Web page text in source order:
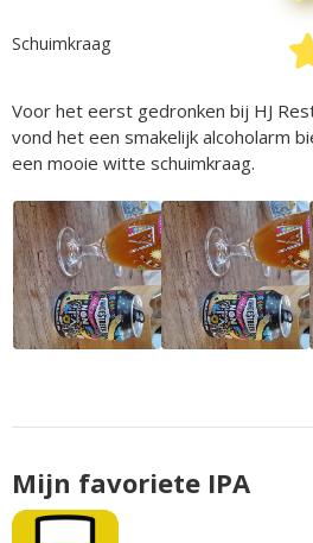
Schuimkraag
Voor het eerst gedronken bij HJ
vond het een smakelijk alcoholarm biertje. Goud
een mooie witte schuimkraag.
Mijn favoriete IPA